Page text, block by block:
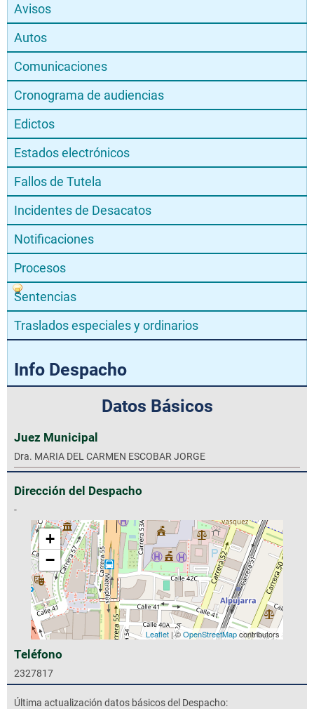
Avisos
Autos
Comunicaciones
Cronograma de audiencias
Edictos
Estados electrónicos
Fallos de Tutela
Incidentes de Desacatos
Notificaciones
Procesos
Sentencias
Traslados especiales y ordinarios
Info Despacho
Datos Básicos
Juez Municipal
Dra. MARIA DEL CARMEN ESCOBAR JORGE
Dirección del Despacho
-
+
−
Leaflet| ©OpenStreetMapcontributors
Teléfono
2327817
Última actualización datos básicos del Despacho: